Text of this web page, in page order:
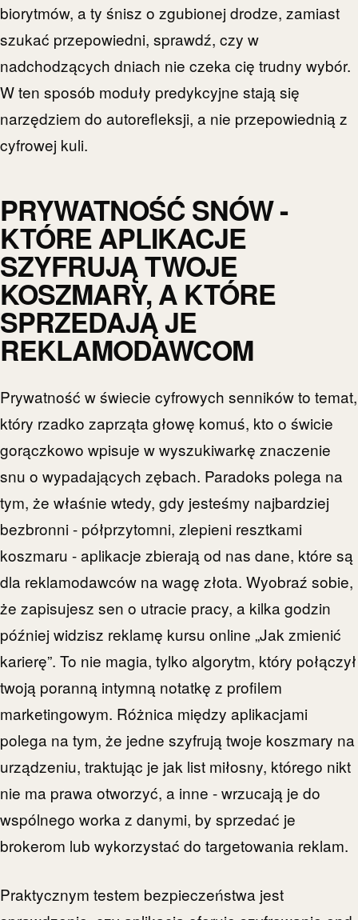
biorytmów, a ty śnisz o zgubionej drodze, zamiast
szukać przepowiedni, sprawdź, czy w
nadchodzących dniach nie czeka cię trudny wybór.
W ten sposób moduły predykcyjne stają się
narzędziem do autorefleksji, a nie przepowiednią z
cyfrowej kuli.
PRYWATNOŚĆ SNÓW -
KTÓRE APLIKACJE
SZYFRUJĄ TWOJE
KOSZMARY, A KTÓRE
SPRZEDAJĄ JE
REKLAMODAWCOM
Prywatność w świecie cyfrowych senników to temat,
który rzadko zaprząta głowę komuś, kto o świcie
gorączkowo wpisuje w wyszukiwarkę znaczenie
snu o wypadających zębach. Paradoks polega na
tym, że właśnie wtedy, gdy jesteśmy najbardziej
bezbronni - półprzytomni, zlepieni resztkami
koszmaru - aplikacje zbierają od nas dane, które są
dla reklamodawców na wagę złota. Wyobraź sobie,
że zapisujesz sen o utracie pracy, a kilka godzin
później widzisz reklamę kursu online „Jak zmienić
karierę”. To nie magia, tylko algorytm, który połączył
twoją poranną intymną notatkę z profilem
marketingowym. Różnica między aplikacjami
polega na tym, że jedne szyfrują twoje koszmary na
urządzeniu, traktując je jak list miłosny, którego nikt
nie ma prawa otworzyć, a inne - wrzucają je do
wspólnego worka z danymi, by sprzedać je
brokerom lub wykorzystać do targetowania reklam.
Praktycznym testem bezpieczeństwa jest